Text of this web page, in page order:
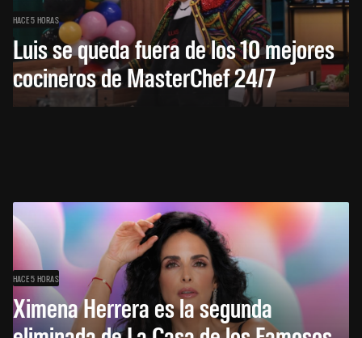
HACE 5 HORAS
Luis se queda fuera de los 10 mejores
cocineros de MasterChef 24/7
HACE 5 HORAS
Ximena Herrera es la segunda